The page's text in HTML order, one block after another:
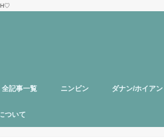
全記事一覧 ニンビン ダナン/ホイアン
ついて